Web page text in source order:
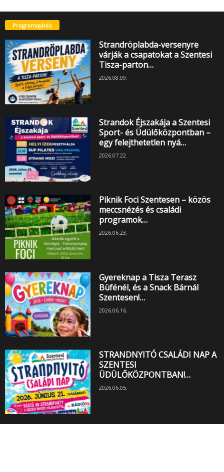
Programajánló
Strandröplabda-versenyre
várják a csapatokat a Szentesi
Tisza-parton…
2026.08.09.
Strandok Éjszakája a Szentesi
Sport- és Üdülőközpontban –
egy felejthetetlen nyá…
2026.07.22.
Piknik Foci Szentesen – közös
meccsnézés és családi
programok…
2026.06.23.
Gyereknap a Tisza Terasz
Büfénél, és a Snack Bárnál
Szentesen!…
2026.06.16.
STRANDNYITÓ CSALÁDI NAP A
SZENTESI
ÜDÜLŐKÖZPONTBAN!…
2026.06.05.